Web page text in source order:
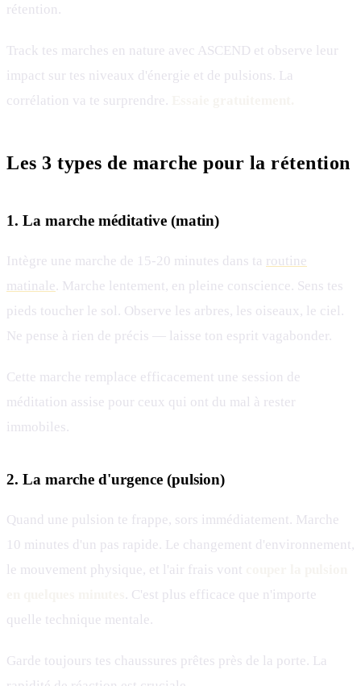
rétention.
Track tes marches en nature avec ASCEND et observe leur
impact sur tes niveaux d'énergie et de pulsions. La
corrélation va te surprendre.
Les 3 types de marche pour la rétention
1. La marche méditative (matin)
Intègre une marche de 15-20 minutes dans ta routine
matinale. Marche lentement, en pleine conscience. Sens tes
pieds toucher le sol. Observe les arbres, les oiseaux, le ciel.
Ne pense à rien de précis — laisse ton esprit vagabonder.
Cette marche remplace efficacement une session de
méditation assise pour ceux qui ont du mal à rester
immobiles.
2. La marche d'urgence (pulsion)
Quand une pulsion te frappe, sors immédiatement. Marche
10 minutes d'un pas rapide. Le changement d'environnement,
le mouvement physique, et l'air frais vont
. C'est plus efficace que n'importe
quelle technique mentale.
Garde toujours tes chaussures prêtes près de la porte. La